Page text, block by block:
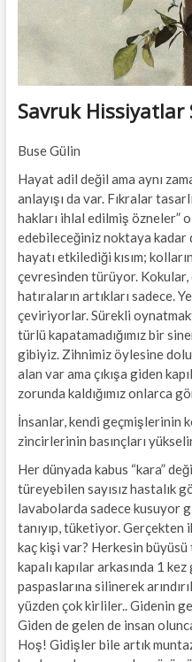
Savruk Hissiyatlar
Buse Gülin
Hayat adil değil ama aynı
anlayışı da var. Fıkralar
hakları ihlal edilmiş
edebileceğiniz noktaya
hayatı etkilediği kısım;
çevresinden türüyor.
hatıraların artıkları sadece.
çeviriyorlar. Sürekli
türlü kapatamadığımız bir
gibiyiz. Zihnimiz öylesine dolu
alan var ama çıkışa giden
zorunda kaldığımız onlarca
İnsanlar, kendi geçmişlerinin
zincirlerinin basınçları
Her dünyada kabus “kara”
türeyebilen sayısız hastalık
lavabolarda sadece kusuyor
tanıyıp, tüketiyor.
kaç kişi var? Herkesin
kapalı kapılar arkasında 1
paspaslarına silinerek
yüzden çok kirliler.. Gidenin
Giden de gelen de insan
Hoş! Gidişler bile artık